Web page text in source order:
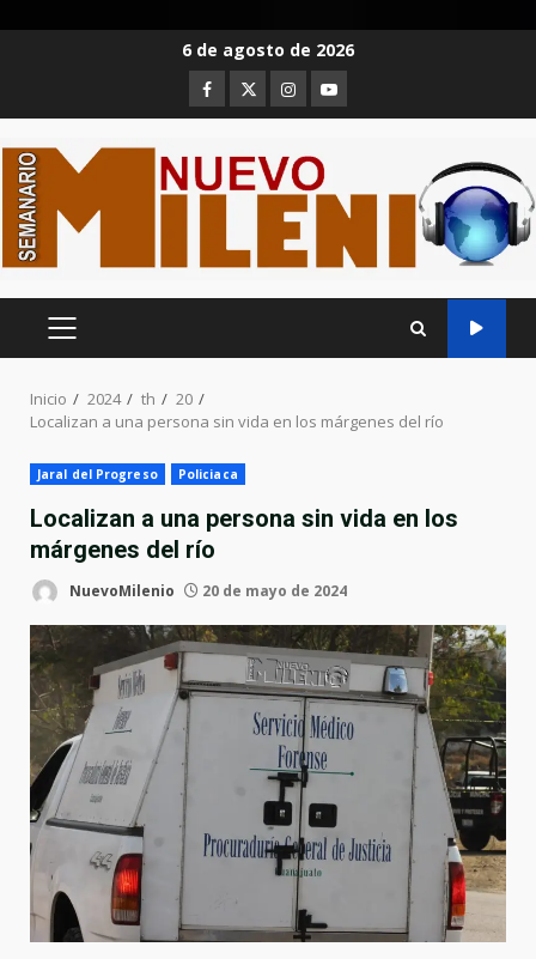
6 de agosto de 2026
Facebook
TwitterInstagram
Youtube
MENÚ
Inicio 2024 th
20
Localizan a una persona sin vida en los márgenes del río
Jaral del Progreso Policiaca
Localizan a una persona sin vida en los
márgenes del río
NuevoMilenio 20 de mayo de 2024